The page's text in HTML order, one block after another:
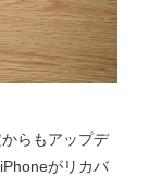
らもアップデ
がリカバ